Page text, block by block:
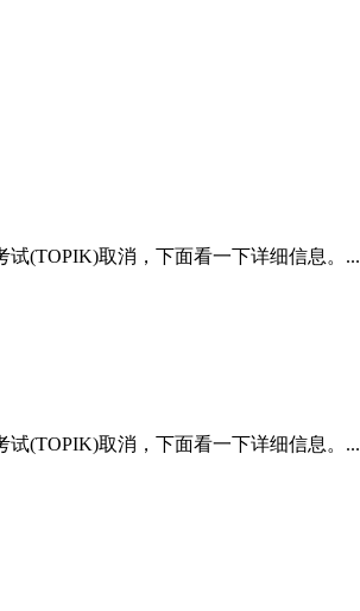
(TOPIK)取消，下面看一下详细信息。...
(TOPIK)取消，下面看一下详细信息。...